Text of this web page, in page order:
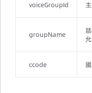
voiceGroupId
groupName
ccode